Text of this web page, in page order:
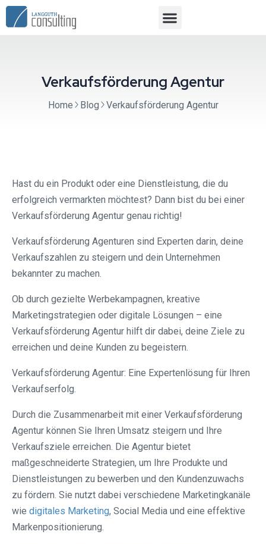
Verkaufsförderung Agentur
Home Blog Verkaufsförderung Agentur
Hast du ein Produkt oder eine Dienstleistung, die du
erfolgreich vermarkten möchtest? Dann bist du bei einer
Verkaufsförderung Agentur genau richtig!
Verkaufsförderung Agenturen sind Experten darin, deine
Verkaufszahlen zu steigern und dein Unternehmen
bekannter zu machen.
Ob durch gezielte Werbekampagnen, kreative
Marketingstrategien oder digitale Lösungen – eine
Verkaufsförderung Agentur hilft dir dabei, deine Ziele zu
erreichen und deine Kunden zu begeistern.
Verkaufsförderung Agentur: Eine Expertenlösung für Ihren
Verkaufserfolg.
Durch die Zusammenarbeit mit einer Verkaufsförderung
Agentur können Sie Ihren Umsatz steigern und Ihre
Verkaufsziele erreichen. Die Agentur bietet
maßgeschneiderte Strategien, um Ihre Produkte und
Dienstleistungen zu bewerben und den Kundenzuwachs
zu fördern. Sie nutzt dabei verschiedene Marketingkanäle
wie digitales Marketing, Social Media und eine effektive
Markenpositionierung.